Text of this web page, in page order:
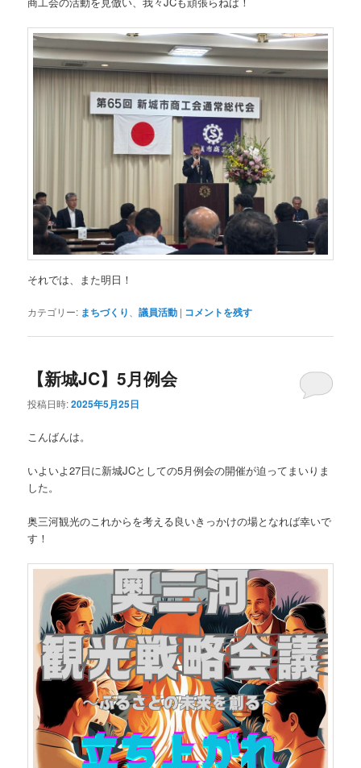
それでは、また明日！
カテゴリー: まちづくり 、議員活動 | コメントを残す
【新城JC】5月例会
投稿日時:2025年5月25日
こんばんは。
いよいよ27日に新城JCとしての5月例会の開催が迫ってまいりま
した。
奥三河観光のこれからを考える良いきっかけの場となれば幸いで
す！